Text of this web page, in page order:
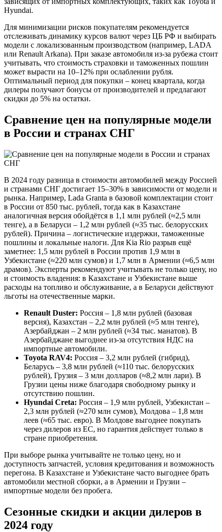
Hyundai.
Для минимизации рисков покупателям рекомендуется
отслеживать динамику курсов валют через ЦБ РФ и выбирать
модели с локализованным производством (например, LADA
или Renault Arkana). При заказе автомобиля из-за рубежа стоит
учитывать, что стоимость страховки и таможенных пошлин
может вырасти на 10–12% при ослаблении рубля.
Оптимальный период для покупки – конец квартала, когда
дилеры получают бонусы от производителей и предлагают
скидки до 5% на остатки.
Сравнение цен на популярные модели
в России и странах СНГ
В 2024 году разница в стоимости автомобилей между Россией
и странами СНГ достигает 15–30% в зависимости от модели и
рынка. Например, Lada Granta в базовой комплектации стоит
в России от 850 тыс. рублей, тогда как в Казахстане
аналогичная версия обойдётся в 1,1 млн рублей (≈2,5 млн
тенге), а в Беларуси – 1,2 млн рублей (≈35 тыс. белорусских
рублей). Причина – логистические издержки, таможенные
пошлины и локальные налоги. Для Kia Rio разрыв ещё
заметнее: 1,5 млн рублей в России против 1,9 млн в
Узбекистане (≈220 млн сумов) и 1,7 млн в Армении (≈6,5 млн
драмов). Эксперты рекомендуют учитывать не только цену, но
и стоимость владения: в Казахстане и Узбекистане выше
расходы на топливо и обслуживание, а в Беларуси действуют
льготы на отечественные марки.
Renault Duster: Россия – 1,8 млн рублей (базовая
версия), Казахстан – 2,2 млн рублей (≈5 млн тенге),
Азербайджан – 2 млн рублей (≈34 тыс. манатов). В
Азербайджане выгоднее из-за отсутствия НДС на
импортные автомобили.
Toyota RAV4: Россия – 3,2 млн рублей (гибрид),
Беларусь – 3,8 млн рублей (≈110 тыс. белорусских
рублей), Грузия – 3 млн долларов (≈8,2 млн лари). В
Грузии цены ниже благодаря свободному рынку и
отсутствию пошлин.
Hyundai Creta: Россия – 1,9 млн рублей, Узбекистан –
2,3 млн рублей (≈270 млн сумов), Молдова – 1,8 млн
леев (≈65 тыс. евро). В Молдове выгоднее покупать
через дилеров из ЕС, но гарантия действует только в
стране приобретения.
При выборе рынка учитывайте не только цену, но и
доступность запчастей, условия кредитования и возможность
перегона. В Казахстане и Узбекистане часто выгоднее брать
автомобили местной сборки, а в Армении и Грузии –
импортные модели без пробега.
Сезонные скидки и акции дилеров в
2024 году